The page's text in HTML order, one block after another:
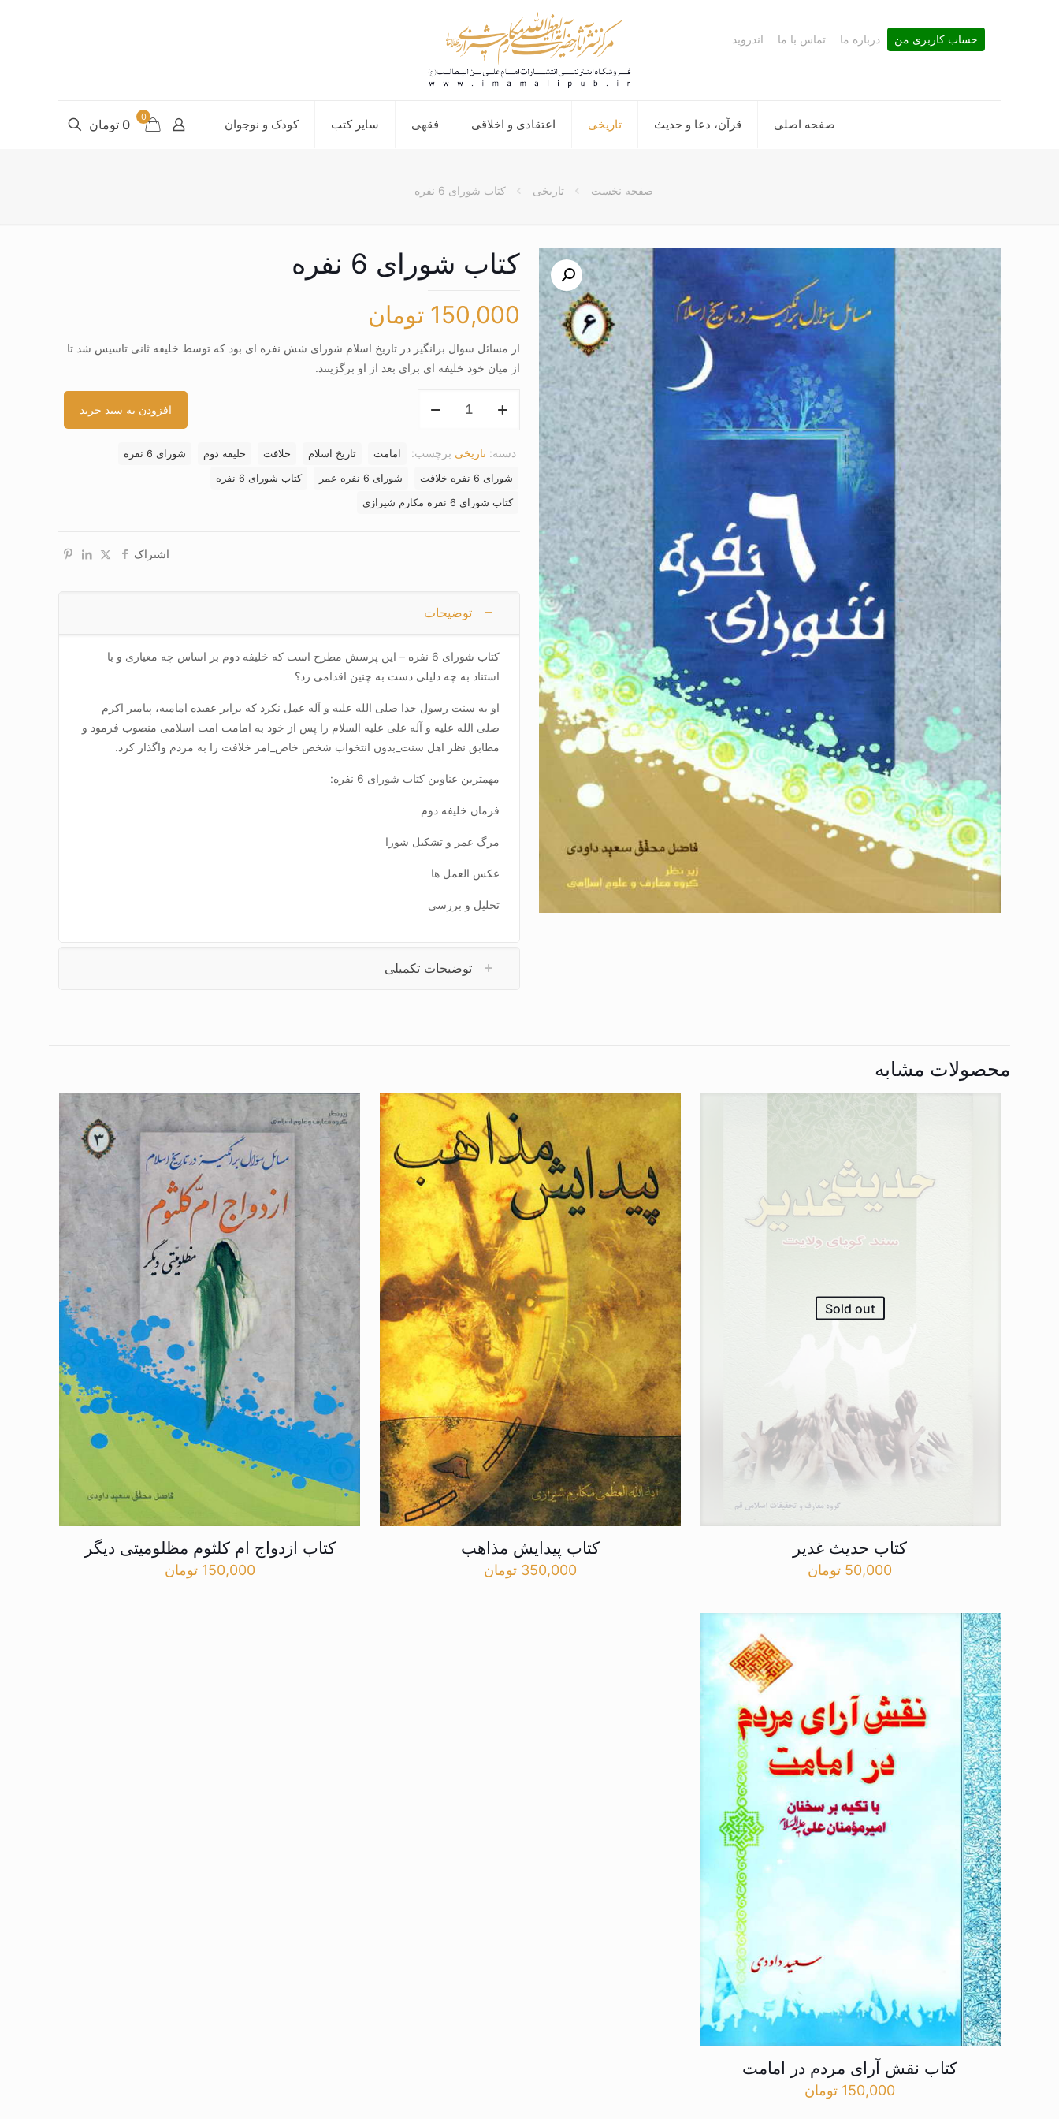
صفحه اصلی قرآن، دعا و حدیث تاریخی اعتقادی و اخلاقی فقهی سایر کتب کودک و نوجوان
حساب کاربری من درباره ما تماس با ما اندروید
0 0 تومان
صفحه نخست تاریخی کتاب شورای 6 نفره
کتاب شورای 6 نفره
150,000 تومان
از مسائل سوال برانگیز در تاریخ اسلام شورای شش نفره ای بود که توسط خلیفه ثانی تاسیس شد تا
از میان خود خلیفه ای برای بعد از او برگزینند.
شورای
نفره
عدد
افزودن به سبد خرید
دسته: تاریخی برچسب: امامت تاریخ اسلام خلافت خلیفه دوم شورای 6 نفره
شورای 6 نفره خلافت شورای 6 نفره عمر کتاب شورای 6 نفره
کتاب شورای 6 نفره مکارم شیرازی
اشتراک
توضیحات
کتاب شورای 6 نفره – این پرسش مطرح است که خلیفه دوم بر اساس چه معیاری و با
استناد به چه دلیلی دست به چنین اقدامی زد؟
او به سنت رسول خدا صلی الله علیه و آله عمل نکرد که برابر عقیده امامیه، پیامبر اکرم
صلی الله علیه و آله علی علیه السلام را پس از خود به امامت امت اسلامی منصوب فرمود و
مطابق نظر اهل سنت_بدون انتخواب شخص خاص_امر خلافت را به مردم واگذار کرد.
مهمترین عناوین کتاب شورای 6 نفره:
فرمان خلیفه دوم
مرگ عمر و تشکیل شورا
عکس العمل ها
تحلیل و بررسی
توضیحات تکمیلی
محصولات مشابه
Sold out
کتاب حدیث غدیر
50,000 تومان
کتاب پیدایش مذاهب
350,000 تومان
کتاب ازدواج ام کلثوم مظلومیتی دیگر
150,000 تومان
کتاب نقش آرای مردم در امامت
150,000 تومان